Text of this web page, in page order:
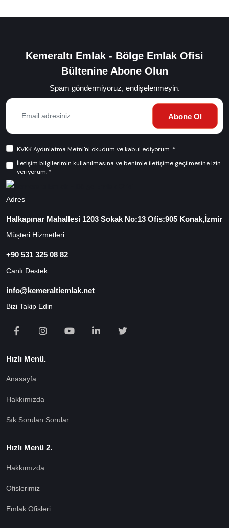
Kemeraltı Emlak - Bölge Emlak Ofisi
Bültenine Abone Olun
Spam göndermiyoruz, endişelenmeyin.
Abone Ol
KVKK Aydınlatma Metni'ni okudum ve kabul ediyorum. *
İletişim bilgilerimin kullanılmasına ve benimle iletişime geçilmesine izin
veriyorum. *
Adres
Halkapınar Mahallesi 1203 Sokak No:13 Ofis:905 Konak,İzmir
Müşteri Hizmetleri
+90 531 325 08 82
Canlı Destek
info@kemeraltiemlak.net
Bizi Takip Edin
Hızlı Menü.
Anasayfa
Hakkımızda
Sık Sorulan Sorular
Hızlı Menü 2.
Hakkımızda
Ofislerimiz
Emlak Ofisleri